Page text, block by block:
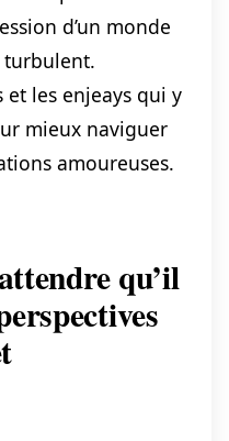
d’un monde
et les enjeays qui y
mieux naviguer
amoureuses.
qu’il